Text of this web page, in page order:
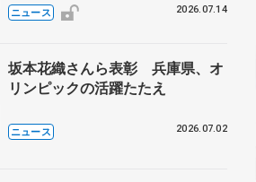
ニュース 2026.07.14
坂本花織さんら表彰 兵庫県、オ
リンピックの活躍たたえ
ニュース 2026.07.02